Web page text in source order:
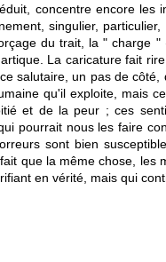
concentre encore les
singulier,
du trait, la " charge
La caricature fait
salutaire, un pas de
qu'il exploite, mais
et de la peur ; ces
pourrait nous les faire
sont bien
que la même chose,
en vérité, mais qui